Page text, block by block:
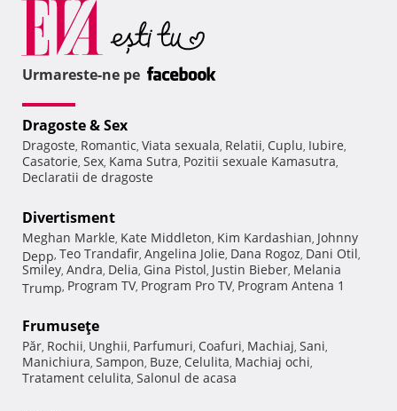
Urmareste-ne pe
Dragoste & Sex
Dragoste, Romantic, Viata sexuala, Relatii, Cuplu, Iubire,
Casatorie, Sex, Kama Sutra, Pozitii sexuale Kamasutra,
Declaratii de dragoste
Divertisment
Meghan Markle, Kate Middleton, Kim Kardashian, Johnny
Depp, Teo Trandafir, Angelina Jolie, Dana Rogoz, Dani Otil,
Smiley, Andra, Delia, Gina Pistol, Justin Bieber, Melania
Trump, Program TV, Program Pro TV, Program Antena 1
Frumuseţe
Păr, Rochii, Unghii, Parfumuri, Coafuri, Machiaj, Sani,
Manichiura, Sampon, Buze, Celulita, Machiaj ochi,
Tratament celulita, Salonul de acasa